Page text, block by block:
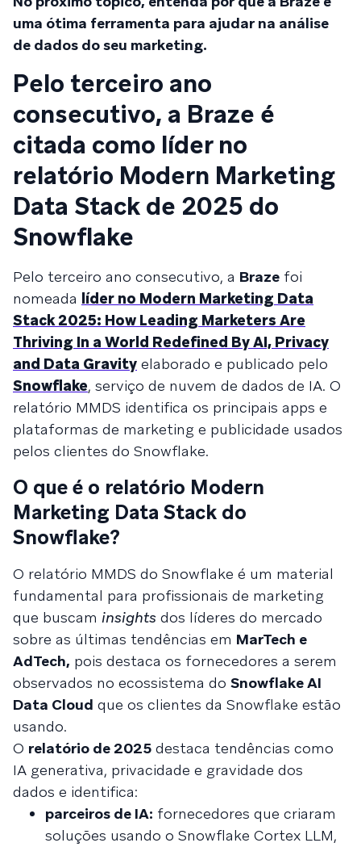
uma ótima ferramenta para ajudar na análise
de dados do seu marketing.
Pelo terceiro ano
consecutivo, a Braze é
citada como líder no
relatório Modern Marketing
Data Stack de 2025 do
Snowflake
Pelo terceiro ano consecutivo, a Braze foi
nomeada líder no Modern Marketing Data
Stack 2025: How Leading Marketers Are
Thriving In a World Redefined By AI, Privacy
and Data Gravity elaborado e publicado pelo
Snowflake, serviço de nuvem de dados de IA. O
relatório MMDS identifica os principais apps e
plataformas de marketing e publicidade usados
pelos clientes do Snowflake.
O que é o relatório Modern
Marketing Data Stack do
Snowflake?
O relatório MMDS do Snowflake é um material
fundamental para profissionais de marketing
que buscam insights dos líderes do mercado
sobre as últimas tendências em MarTech e
AdTech, pois destaca os fornecedores a serem
observados no ecossistema do Snowflake AI
Data Cloud que os clientes da Snowflake estão
usando.
O relatório de 2025 destaca tendências como
IA generativa, privacidade e gravidade dos
dados e identifica:
parceiros de IA: fornecedores que criaram
soluções usando o Snowflake Cortex LLM,